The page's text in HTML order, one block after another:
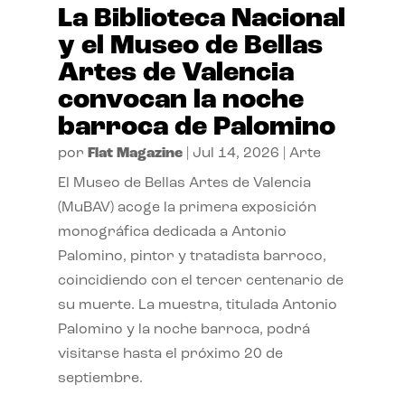
La Biblioteca Nacional
y el Museo de Bellas
Artes de Valencia
convocan la noche
barroca de Palomino
por Flat Magazine| Jul 14, 2026 Arte
El Museo de Bellas Artes de Valencia
(MuBAV) acoge la primera exposición
monográfica dedicada a Antonio
Palomino, pintor y tratadista barroco,
coincidiendo con el tercer centenario de
su muerte. La muestra, titulada Antonio
Palomino y la noche barroca, podrá
visitarse hasta el próximo 20 de
septiembre.